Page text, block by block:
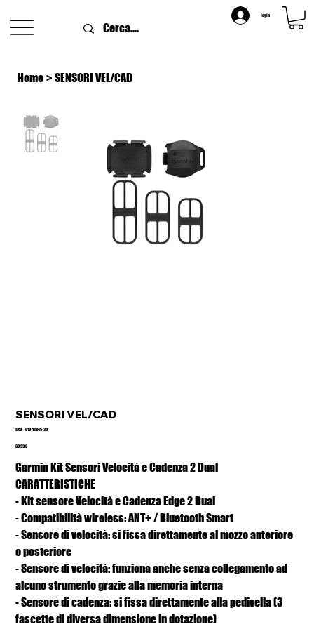
login
Home > SENSORI VEL/CAD
SENSORI VEL/CAD
SKU: SKU
12845-
010-12845-30
Prezzo
69,99 €
Garmin Kit Sensori Velocità e Cadenza 2 Dual
CARATTERISTICHE
- Kit sensore Velocità e Cadenza Edge 2 Dual
- Compatibilità wireless: ANT+ / Bluetooth Smart
- Sensore di velocità: si fissa direttamente al mozzo anteriore
o posteriore
- Sensore di velocità: funziona anche senza collegamento ad
alcuno strumento grazie alla memoria interna
- Sensore di cadenza: si fissa direttamente alla pedivella (3
fascette di diversa dimensione in dotazione)